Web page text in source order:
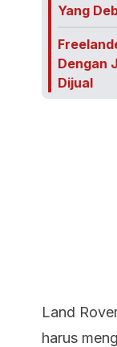
Yang
Dengan
Dijual
Land
harus